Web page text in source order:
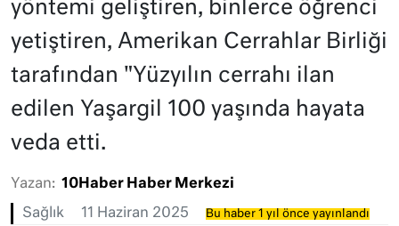
yöntemi geliştiren, binlerce öğrenci
yetiştiren, Amerikan Cerrahlar Birliği
tarafından "Yüzyılın cerrahı ilan
edilen Yaşargil 100 yaşında hayata
veda etti.
Yazan: 10Haber Haber Merkezi
Sağlık 11 Haziran 2025 Bu haber 1 yıl önce yayınlandı